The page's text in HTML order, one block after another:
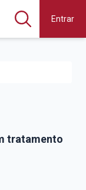
Entrar
tratamento